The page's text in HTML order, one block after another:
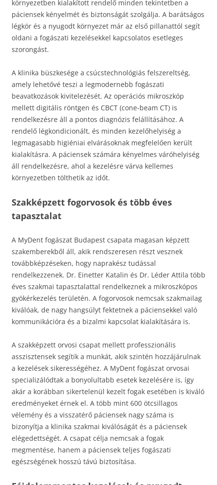
környezetben kialakított rendelő minden tekintetben a
páciensek kényelmét és biztonságát szolgálja. A barátságos
légkör és a nyugodt környezet már az első pillanattól segít
oldani a fogászati kezelésekkel kapcsolatos esetleges
szorongást.
A klinika büszkesége a csúcstechnológiás felszereltség,
amely lehetővé teszi a legmodernebb fogászati
beavatkozások kivitelezését. Az operációs mikroszkóp
mellett digitális röntgen és CBCT (cone-beam CT) is
rendelkezésre áll a pontos diagnózis felállításához. A
rendelő légkondicionált, és minden kezelőhelyiség a
legmagasabb higiéniai elvárásoknak megfelelően került
kialakításra. A páciensek számára kényelmes váróhelyiség
áll rendelkezésre, ahol a kezelésre várva kellemes
környezetben tölthetik az időt.
Szakképzett fogorvosok és több éves
tapasztalat
A MyDent fogászat Budapest csapata magasan képzett
szakemberekből áll, akik rendszeresen részt vesznek
továbbképzéseken, hogy naprakész tudással
rendelkezzenek. Dr. Einetter Katalin és Dr. Léder Attila több
éves szakmai tapasztalattal rendelkeznek a mikroszkópos
gyökérkezelés területén. A fogorvosok nemcsak szakmailag
kiválóak, de nagy hangsúlyt fektetnek a páciensekkel való
kommunikációra és a bizalmi kapcsolat kialakítására is.
A szakképzett orvosi csapat mellett professzionális
asszisztensek segítik a munkát, akik szintén hozzájárulnak
a kezelések sikerességéhez. A MyDent fogászat orvosai
specializálódtak a bonyolultabb esetek kezelésére is, így
akár a korábban sikertelenül kezelt fogak esetében is kiváló
eredményeket érnek el. A több mint 600 ötcsillagos
vélemény és a visszatérő páciensek nagy száma is
bizonyítja a klinika szakmai kiválóságát és a páciensek
elégedettségét. A csapat célja nemcsak a fogak
megmentése, hanem a páciensek teljes fogászati
egészségének hosszú távú biztosítása.